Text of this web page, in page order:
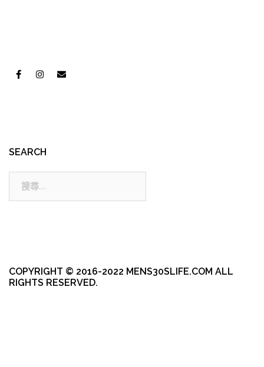
SEARCH
COPYRIGHT © 2016-2022 MENS30SLIFE.COM ALL
RIGHTS RESERVED.